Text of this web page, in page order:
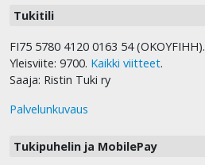
Tukitili
FI75 5780 4120 0163 54 (OKOYFIHH).
Yleisviite: 9700. Kaikki viitteet.
Saaja: Ristin Tuki ry
Palvelunkuvaus
Tukipuhelin ja MobilePay